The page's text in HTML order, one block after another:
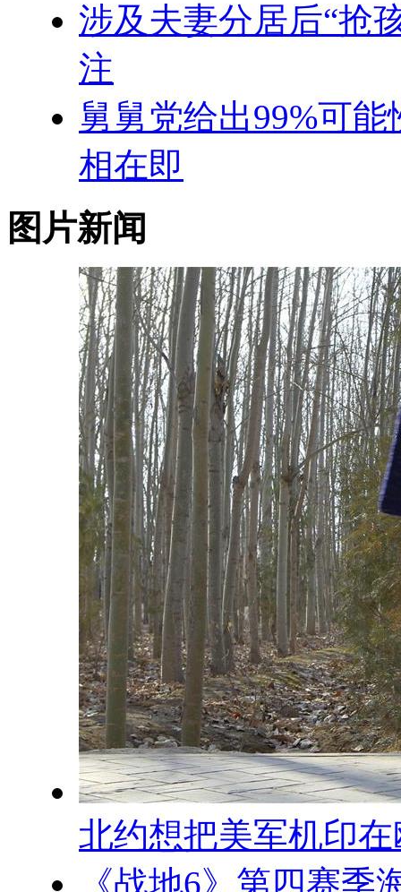
涉及夫妻分居后“抢
注
舅舅党给出99%可
相在即
图片新闻
北约想把美军机印
《战地6》第四赛